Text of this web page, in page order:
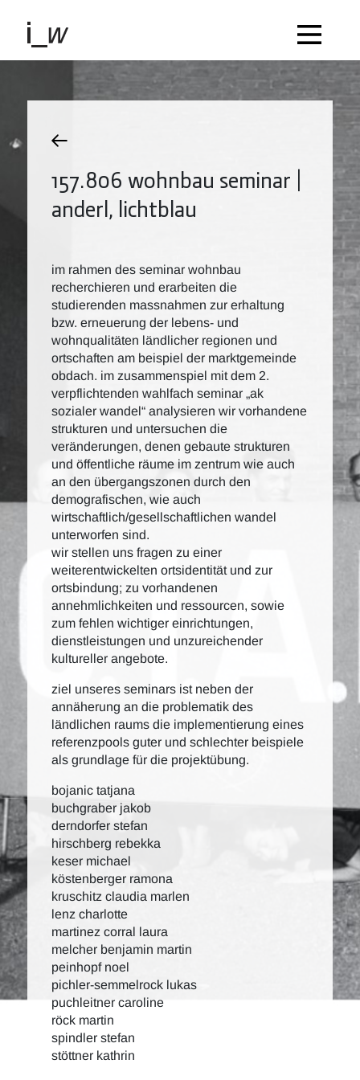
157.806 wohnbau seminar |
anderl, lichtblau
im rahmen des seminar wohnbau
recherchieren und erarbeiten die
studierenden massnahmen zur erhaltung
bzw. erneuerung der lebens- und
wohnqualitäten ländlicher regionen und
ortschaften am beispiel der marktgemeinde
obdach. im zusammenspiel mit dem 2.
verpflichtenden wahlfach seminar „ak
sozialer wandel“ analysieren wir vorhandene
strukturen und untersuchen die
veränderungen, denen gebaute strukturen
und öffentliche räume im zentrum wie auch
an den übergangszonen durch den
demografischen, wie auch
wirtschaftlich/gesellschaftlichen wandel
unterworfen sind.
wir stellen uns fragen zu einer
weiterentwickelten ortsidentität und zur
ortsbindung; zu vorhandenen
annehmlichkeiten und ressourcen, sowie
zum fehlen wichtiger einrichtungen,
dienstleistungen und unzureichender
kultureller angebote.
ziel unseres seminars ist neben der
annäherung an die problematik des
ländlichen raums die implementierung eines
referenzpools guter und schlechter beispiele
als grundlage für die projektübung.
bojanic tatjana
buchgraber jakob
derndorfer stefan
hirschberg rebekka
keser michael
köstenberger ramona
kruschitz claudia marlen
lenz charlotte
martinez corral laura
melcher benjamin martin
peinhopf noel
pichler-semmelrock lukas
puchleitner caroline
röck martin
spindler stefan
stöttner kathrin